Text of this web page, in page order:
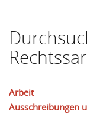
Arbeit
Ausschreibungen